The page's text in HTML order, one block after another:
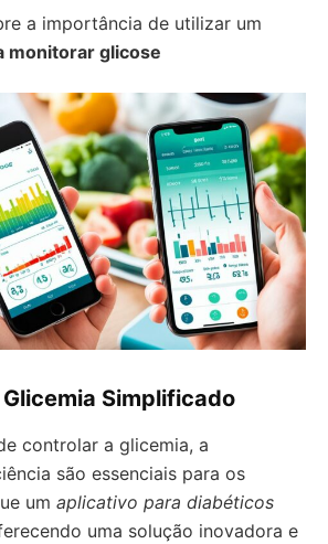
a importância de utilizar um
monitorar glicose
Simplificado
controlar a glicemia, a
são essenciais para os
um aplicativo para diabéticos
uma solução inovadora e